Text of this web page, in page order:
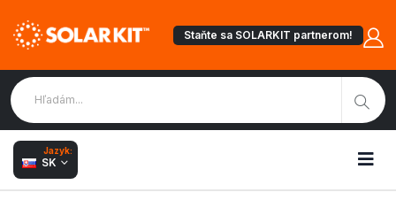
Staňte sa SOLARKIT partnerom!
Jazyk:
SK